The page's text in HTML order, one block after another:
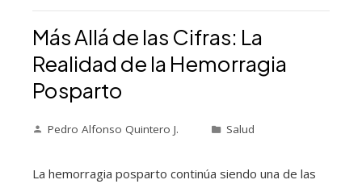
Más Allá de las Cifras: La
Realidad de la Hemorragia
Posparto
Pedro Alfonso Quintero J. Salud
La hemorragia posparto continúa siendo una de las